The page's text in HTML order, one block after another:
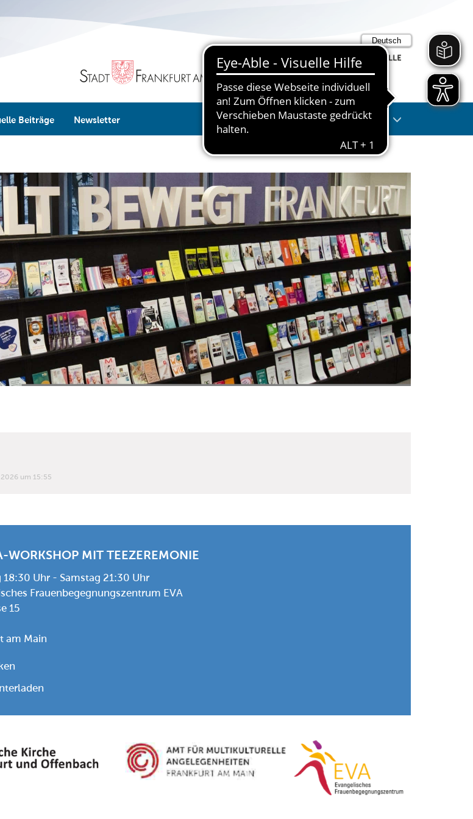
Beiträge Newsletter Suche Anmelden
um 15:55
WORKSHOP MIT TEEZEREMONIE
18:30 Uhr - Samstag 21:30 Uhr
Frauenbegegnungszentrum EVA
15
am Main